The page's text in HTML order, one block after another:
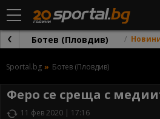
Ботев (Пловдив)
Sportal.bg Ботев (Пловдив)
Феро се среща с
11 фев 2020 | 17:16